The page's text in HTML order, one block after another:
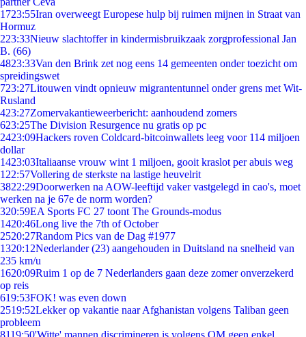
1723:55Iran overweegt Europese hulp bij ruimen mijnen in Straat van
Hormuz
223:33Nieuw slachtoffer in kindermisbruikzaak zorgprofessional Jan
B. (66)
4823:33Van den Brink zet nog eens 14 gemeenten onder toezicht om
spreidingswet
723:27Litouwen vindt opnieuw migrantentunnel onder grens met Wit-
Rusland
423:27Zomervakantieweerbericht: aanhoudend zomers
623:25The Division Resurgence nu gratis op pc
2423:09Hackers roven Coldcard-bitcoinwallets leeg voor 114 miljoen
dollar
1423:03Italiaanse vrouw wint 1 miljoen, gooit kraslot per abuis weg
1 22:57Vollering de sterkste na lastige heuvelrit
3822:29Doorwerken na AOW-leeftijd vaker vastgelegd in cao's, moet
werken na je 67e de norm worden?
320:59EA Sports FC 27 toont The Grounds-modus
1420:46Long live the 7th of October
2520:27Random Pics van de Dag #1977
1320:12Nederlander (23) aangehouden in Duitsland na snelheid van
235 km/u
1620:09Ruim 1 op de 7 Nederlanders gaan deze zomer onverzekerd
op reis
619:53FOK! was even down
2519:52Lekker op vakantie naar Afghanistan volgens Taliban geen
probleem
8119:50'Witte' mannen discrimineren is volgens OM geen enkel